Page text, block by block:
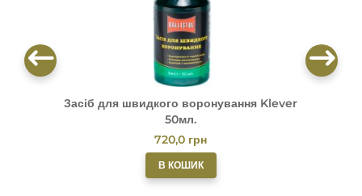
Засіб для швидкого воронування Klever
50мл.
720,0 грн
В КОШИК